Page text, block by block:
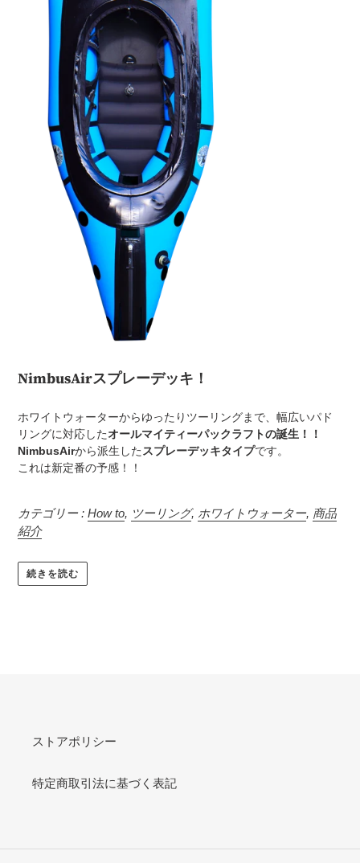
NimbusAirスプレーデッキ！
ホワイトウォーターからゆったりツーリングまで、幅広いパド
リングに対応したオールマイティーパックラフトの誕生！！
NimbusAirから派生した スプレーデッキタイプです。
これは新定番の予感！！
カテゴリー : How to, ツーリング, ホワイトウォーター, 商品
紹介
続きを読む
ストアポリシー
特定商取引法に基づく表記